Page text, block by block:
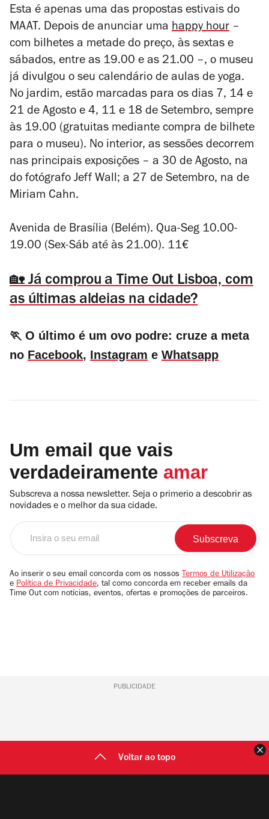
Esta é apenas uma das propostas estivais do
MAAT. Depois de anunciar uma happy hour –
com bilhetes a metade do preço, às sextas e
sábados, entre as 19.00 e as 21.00 –, o museu
já divulgou o seu calendário de aulas de yoga.
No jardim, estão marcadas para os dias 7, 14 e
21 de Agosto e 4, 11 e 18 de Setembro, sempre
às 19.00 (gratuitas mediante compra de bilhete
para o museu). No interior, as sessões decorrem
nas principais exposições – a 30 de Agosto, na
do fotógrafo Jeff Wall; a 27 de Setembro, na de
Miriam Cahn.
Avenida de Brasília (Belém). Qua-Seg 10.00-
19.00 (Sex-Sáb até às 21.00). 11€
🏡 Já comprou a Time Out Lisboa, com
as últimas aldeias na cidade?
🏃 O último é um ovo podre: cruze a meta
no Facebook, Instagram e Whatsapp
Um email que vais
verdadeiramente amar
Subscreva a nossa newsletter. Seja o primerio a descobrir as
novidades e o melhor da sua cidade.
email
Ao inserir o seu email concorda com os nossos Termos de Utilização
e Política de Privacidade, tal como concorda em receber emails da
Time Out com notícias, eventos, ofertas e promoções de parceiros.
PUBLICIDADE
Voltar ao topo